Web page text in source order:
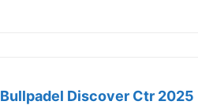
Bullpadel Discover Ctr 2025